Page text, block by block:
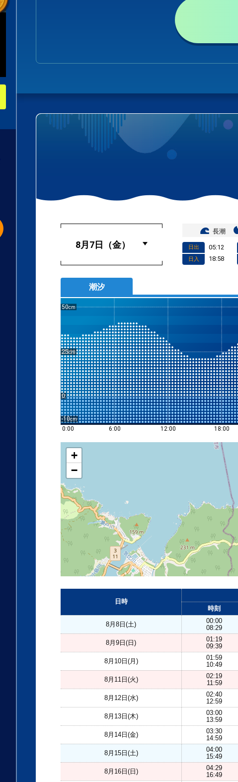
長潮
日出 05:12
日入 18:58
潮汐
50
25
0
-10
0:00
6:00 12:00 18:00
+
−
日時
時刻
8月8日(土)
00:00
08:29
8月9日(日)
01:19
09:39
8月10日(月)
01:59
10:49
8月11日(火)
02:19
11:59
8月12日(水)
02:40
12:59
8月13日(木)
03:00
13:59
8月14日(金)
03:30
14:59
8月15日(土)
04:00
15:49
8月16日(日)
04:29
16:49